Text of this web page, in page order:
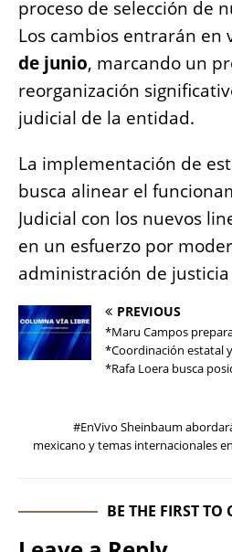
proceso de selección de
Los cambios entrarán en
de junio, marcando un
reorganización
judicial de la entidad.
La implementación de
busca alinear el
Judicial con los nuevos
en un esfuerzo por
administración de
PREVIOUS
*Maru Campos
*Coordinación estatal
*Rafa Loera busca
#EnVivo Sheinbaum
mexicano y temas internacionales
BE THE FIRST TO